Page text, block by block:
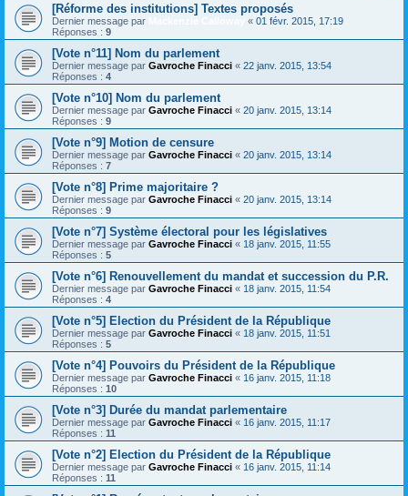
[Réforme des institutions] Textes proposés
Dernier message par « 01 févr. 2015, 17:19
Réponses : 9
[Vote n°11] Nom du parlement
Dernier message par Gavroche Finacci « 22 janv. 2015, 13:54
Réponses : 4
[Vote n°10] Nom du parlement
Dernier message par Gavroche Finacci « 20 janv. 2015, 13:14
Réponses : 9
[Vote n°9] Motion de censure
Dernier message par Gavroche Finacci « 20 janv. 2015, 13:14
Réponses : 7
[Vote n°8] Prime majoritaire ?
Dernier message par Gavroche Finacci « 20 janv. 2015, 13:14
Réponses : 9
[Vote n°7] Système électoral pour les législatives
Dernier message par Gavroche Finacci « 18 janv. 2015, 11:55
Réponses : 5
[Vote n°6] Renouvellement du mandat et succession du P.R.
Dernier message par Gavroche Finacci « 18 janv. 2015, 11:54
Réponses : 4
[Vote n°5] Election du Président de la République
Dernier message par Gavroche Finacci « 18 janv. 2015, 11:51
Réponses : 5
[Vote n°4] Pouvoirs du Président de la République
Dernier message par Gavroche Finacci « 16 janv. 2015, 11:18
Réponses : 10
[Vote n°3] Durée du mandat parlementaire
Dernier message par Gavroche Finacci « 16 janv. 2015, 11:17
Réponses : 11
[Vote n°2] Election du Président de la République
Dernier message par Gavroche Finacci « 16 janv. 2015, 11:14
Réponses : 11